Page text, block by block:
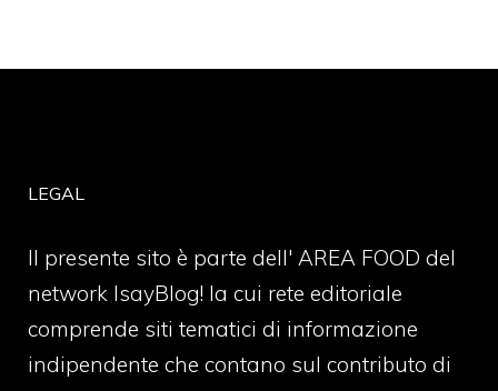
LEGAL
Il presente sito è parte dell' AREA FOOD del
network IsayBlog! la cui rete editoriale
comprende siti tematici di informazione
indipendente che contano sul contributo di